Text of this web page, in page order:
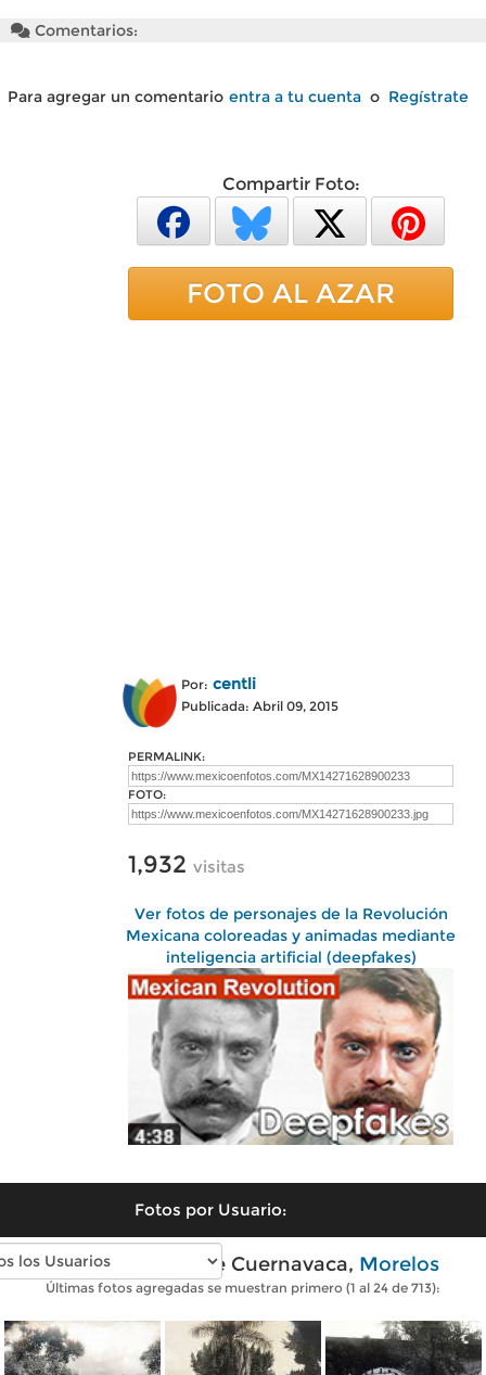
Comentarios:
Para agregar un comentario entra a tu cuenta o Regístrate
Compartir Foto:
FOTO AL AZAR
Por: centli
Publicada: Abril 09, 2015
PERMALINK:
FOTO:
1,932 visitas
Ver fotos de personajes de la Revolución
Mexicana coloreadas y animadas mediante
inteligencia artificial (deepfakes)
Fotos por Usuario:
Fotos antiguas de Cuernavaca, Morelos
Últimas fotos agregadas se muestran primero (1 al 24 de 713):